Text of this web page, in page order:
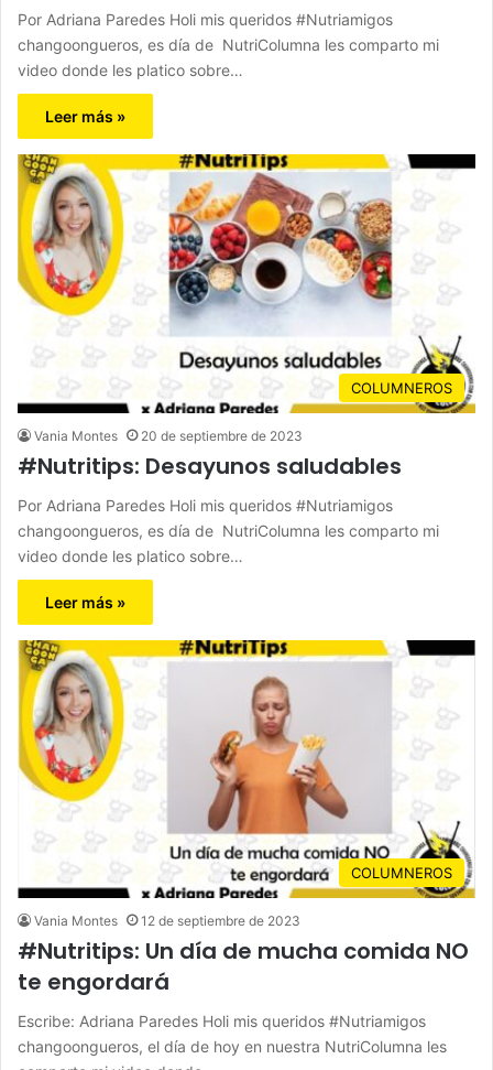
Por Adriana Paredes Holi mis queridos #Nutriamigos
changoongueros, es día de NutriColumna les comparto mi
video donde les platico sobre…
Leer más »
COLUMNEROS
Vania Montes 20 de septiembre de 2023
#Nutritips: Desayunos saludables
Por Adriana Paredes Holi mis queridos #Nutriamigos
changoongueros, es día de NutriColumna les comparto mi
video donde les platico sobre…
Leer más »
COLUMNEROS
Vania Montes 12 de septiembre de 2023
#Nutritips: Un día de mucha comida NO
te engordará
Escribe: Adriana Paredes Holi mis queridos #Nutriamigos
changoongueros, el día de hoy en nuestra NutriColumna les